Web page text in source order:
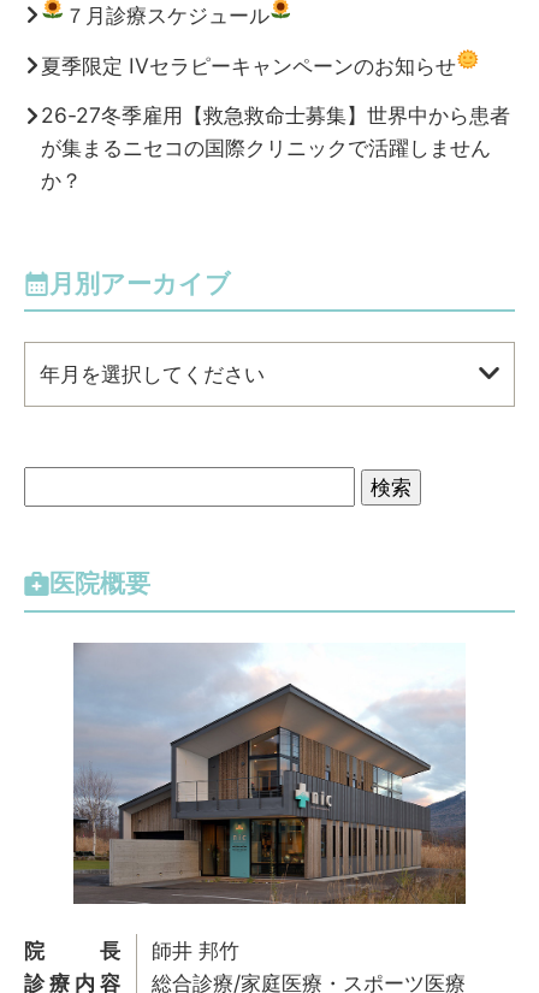
７月診療スケジュール
夏季限定 IVセラピーキャンペーンのお知らせ
26-27冬季雇用【救急救命士募集】世界中から患者
が集まるニセコの国際クリニックで活躍しません
か？
月別アーカイブ
年月を選択してください
索
医院概要
院長
師井 邦竹
診療内容
総合診療/家庭医療・スポーツ医療